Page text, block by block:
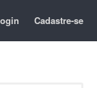
Cadastre-se